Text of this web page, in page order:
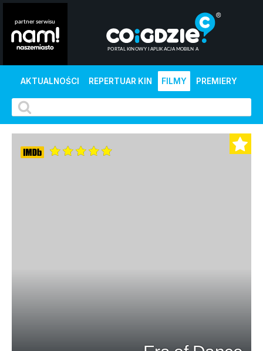
AKTUALNOŚCI REPERTUAR KIN FILMY PREMIERY